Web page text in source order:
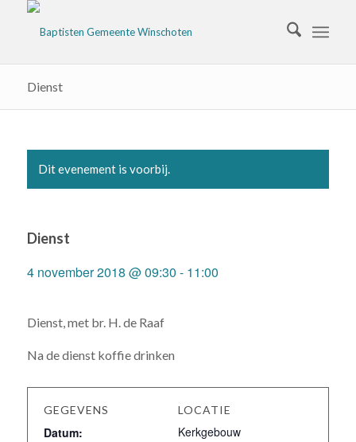
Dienst
Dit evenement is voorbij.
Dienst
4 november 2018 @ 09:30 - 11:00
Dienst, met br. H. de Raaf
Na de dienst koffie drinken
GEGEVENS
Datum:
LOCATIE
Kerkgebouw